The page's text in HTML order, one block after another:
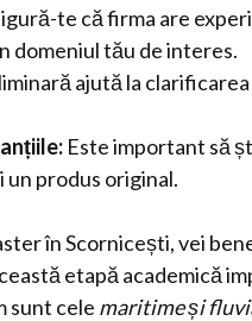
te că firma are
domeniul tău de interes.
ajută la
Este important să
un produs original.
în Scornicești, vei
etapă academică
sunt cele maritime și